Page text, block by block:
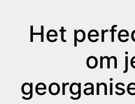
Het
om